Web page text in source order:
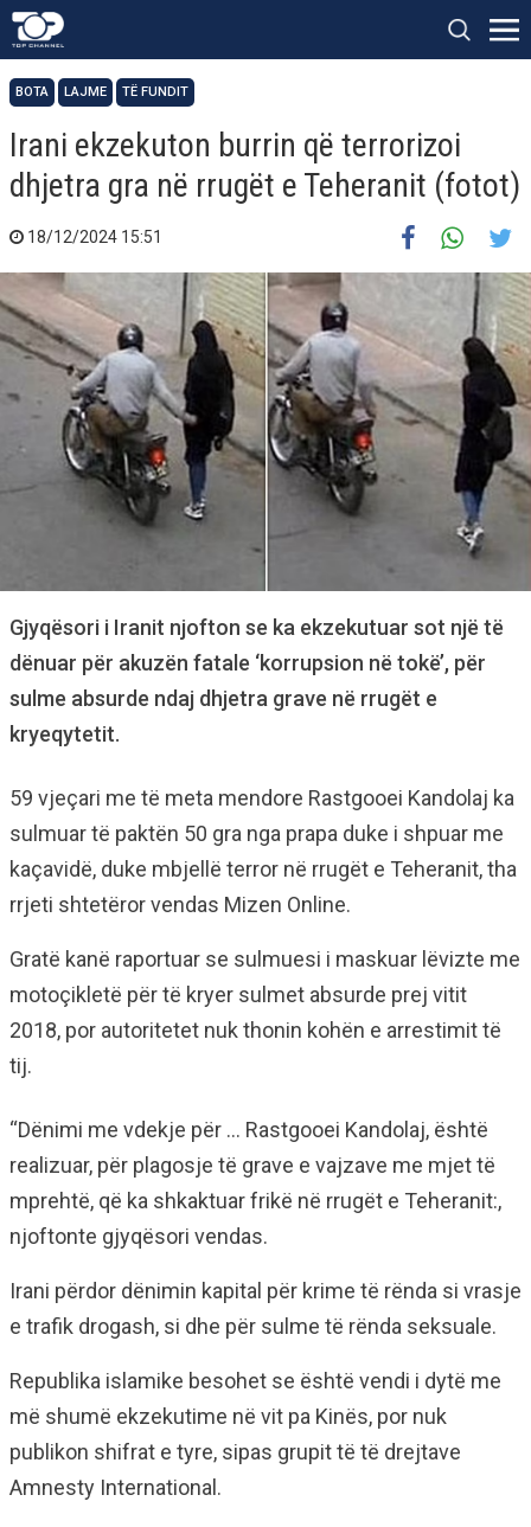
BOTA LAJME TË FUNDIT
Irani ekzekuton burrin që terrorizoi
dhjetra gra në rrugët e Teheranit (fotot)
18/12/2024 15:51
Gjyqësori i Iranit njofton se ka ekzekutuar sot një të
dënuar për akuzën fatale ‘korrupsion në tokë’, për
sulme absurde ndaj dhjetra grave në rrugët e
kryeqytetit.
59 vjeçari me të meta mendore Rastgooei Kandolaj ka
sulmuar të paktën 50 gra nga prapa duke i shpuar me
kaçavidë, duke mbjellë terror në rrugët e Teheranit, tha
rrjeti shtetëror vendas Mizen Online.
Gratë kanë raportuar se sulmuesi i maskuar lëvizte me
motoçikletë për të kryer sulmet absurde prej vitit
2018, por autoritetet nuk thonin kohën e arrestimit të
tij.
“Dënimi me vdekje për … Rastgooei Kandolaj, është
realizuar, për plagosje të grave e vajzave me mjet të
mprehtë, që ka shkaktuar frikë në rrugët e Teheranit:,
njoftonte gjyqësori vendas.
Irani përdor dënimin kapital për krime të rënda si vrasje
e trafik drogash, si dhe për sulme të rënda seksuale.
Republika islamike besohet se është vendi i dytë me
më shumë ekzekutime në vit pa Kinës, por nuk
publikon shifrat e tyre, sipas grupit të të drejtave
Amnesty International.